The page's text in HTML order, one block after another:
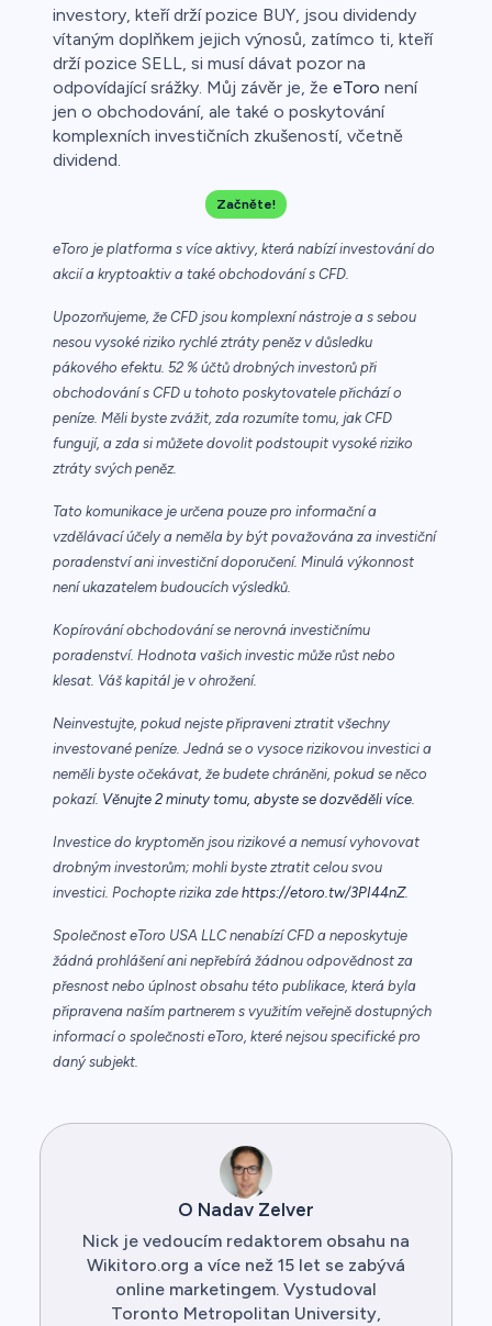
investory, kteří drží pozice BUY, jsou dividendy
vítaným doplňkem jejich výnosů, zatímco ti, kteří
drží pozice SELL, si musí dávat pozor na
odpovídající srážky. Můj závěr je, že eToro není
jen o obchodování, ale také o poskytování
komplexních investičních zkušeností, včetně
dividend.
Začněte!
eToro je platforma s více aktivy, která nabízí investování do
akcií a kryptoaktiv a také obchodování s CFD.
Upozorňujeme, že CFD jsou komplexní nástroje a s sebou
nesou vysoké riziko rychlé ztráty peněz v důsledku
pákového efektu. 52 % účtů drobných investorů při
obchodování s CFD u tohoto poskytovatele přichází o
peníze. Měli byste zvážit, zda rozumíte tomu, jak CFD
fungují, a zda si můžete dovolit podstoupit vysoké riziko
ztráty svých peněz.
Tato komunikace je určena pouze pro informační a
vzdělávací účely a neměla by být považována za investiční
poradenství ani investiční doporučení. Minulá výkonnost
není ukazatelem budoucích výsledků.
Kopírování obchodování se nerovná investičnímu
poradenství. Hodnota vašich investic může růst nebo
klesat. Váš kapitál je v ohrožení.
Neinvestujte, pokud nejste připraveni ztratit všechny
investované peníze. Jedná se o vysoce rizikovou investici a
neměli byste očekávat, že budete chráněni, pokud se něco
pokazí. Věnujte 2 minuty tomu, abyste se dozvěděli více.
Investice do kryptoměn jsou rizikové a nemusí vyhovovat
drobným investorům; mohli byste ztratit celou svou
investici. Pochopte rizika zde https://etoro.tw/3PI44nZ.
Společnost eToro USA LLC nenabízí CFD a neposkytuje
žádná prohlášení ani nepřebírá žádnou odpovědnost za
přesnost nebo úplnost obsahu této publikace, která byla
připravena naším partnerem s využitím veřejně dostupných
informací o společnosti eToro, které nejsou specifické pro
daný subjekt.
O Nadav Zelver
Nick je vedoucím redaktorem obsahu na
Wikitoro.org a více než 15 let se zabývá
online marketingem. Vystudoval
Toronto Metropolitan University,